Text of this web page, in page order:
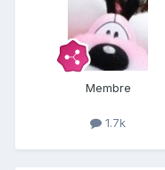
Membre
1.7k